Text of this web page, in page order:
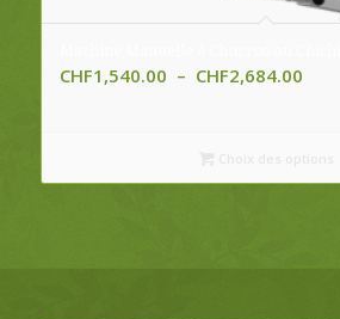
CHF1,540.00 – CHF2,684.00Plage
à